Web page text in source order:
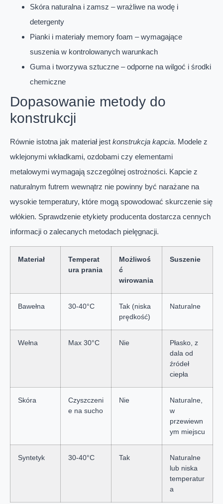
Skóra naturalna i zamsz – wrażliwe na wodę i
detergenty
Pianki i materiały memory foam – wymagające
suszenia w kontrolowanych warunkach
Guma i tworzywa sztuczne – odporne na wilgoć i środki
chemiczne
Dopasowanie metody do
konstrukcji
Równie istotna jak materiał jest konstrukcja kapcia. Modele z
wklejonymi wkładkami, ozdobami czy elementami
metalowymi wymagają szczególnej ostrożności. Kapcie z
naturalnym futrem wewnątrz nie powinny być narażane na
wysokie temperatury, które mogą spowodować skurczenie się
włókien. Sprawdzenie etykiety producenta dostarcza cennych
informacji o zalecanych metodach pielęgnacji.
Materiał
Temperat
ura prania
Możliwoś
ć
wirowania
Suszenie
Bawełna 30-40°C
Tak (niska
prędkość)
Naturalne
Wełna Max 30°C Nie
Płasko, z
dala od
źródeł
ciepła
Skóra
Czyszczeni
e na sucho
Nie
Naturalne,
w
przewiewn
ym miejscu
Syntetyk 30-40°C Tak
Naturalne
lub niska
temperatur
a